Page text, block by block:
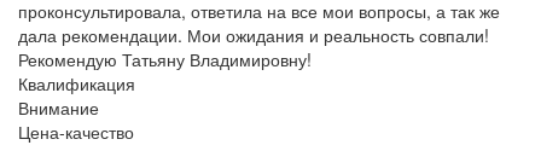
проконсультировала, ответила на все мои вопросы, а так же
дала рекомендации. Мои ожидания и реальность совпали!
Рекомендую Татьяну Владимировну!
Квалификация
Внимание
Цена-качество